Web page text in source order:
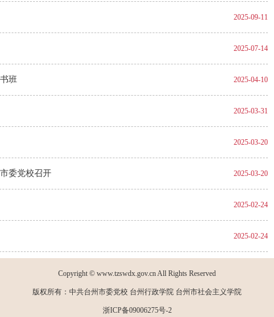
2025-09-11
2025-07-14
班 2025-04-10
2025-03-31
2025-03-20
委党校召开 2025-03-20
2025-02-24
2025-02-24
Copyright © www.tzswdx.gov.cn All Rights Reserved
版权所有：中共台州市委党校 台州行政学院 台州市社会主义学院
浙ICP备09006275号-2